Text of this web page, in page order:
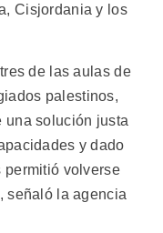
Cisjordania y los
de las aulas de
palestinos,
una solución justa
y dado
permitió volverse
señaló la agencia